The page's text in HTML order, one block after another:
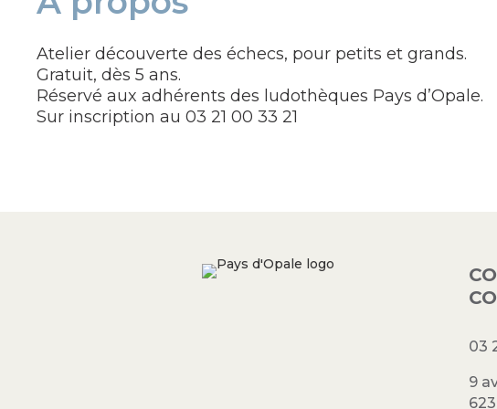
Atelier découverte des échecs, pour petits et grands.
Gratuit, dès 5 ans.
Réservé aux adhérents des ludothèques Pays d’Opale.
Sur inscription au 03 21 00 33 21
03
9